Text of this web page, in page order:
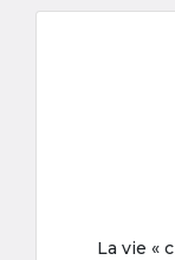
La vie «